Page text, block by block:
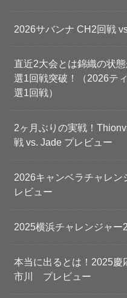
2026サバンナ CH2回戦
直近2大会とは錦織の状
選1回戦突破！（2026テ
選1回戦）
2ヶ月ぶりの実戦！
戦 vs. Jade プレビュー
2026キャンベラチャレン
レビュー
2025横浜チャレンジャ
本当に出るとは！2025慶
市川 プレビュー